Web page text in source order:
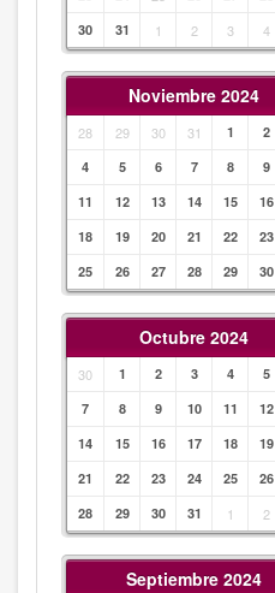
30
31 1 2 3 4
Noviembre 2024
28 29 30 31 1 2
4
5 6 7 8 9
11
12 13 14 15 16
18
19 20 21 22 23
25
26 27 28 29 30
Octubre 2024
30 1 2 3 4 5
7
8 9 10 11 12
14
15 16 17 18 19
21
22 23 24 25 26
28
29 30 31 1 2
Septiembre 2024